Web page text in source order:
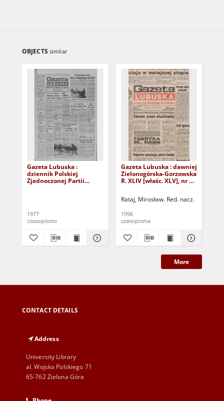
OBJECTS similar
Gazeta Lubuska :
dziennik Polskiej
Zjednoczonej Partii
1977
czasopismo
Gazeta Lubuska : dawniej
Zielonogórska-Gorzowska
R. XLIV [właśc. XLV], nr 52
Rataj, Mirosław. Red. nacz.
1996
czasopisma
More
CONTACT DETAILS
Address
University Library
al. Wojska Polskiego 71
65-762 Zielona Góra